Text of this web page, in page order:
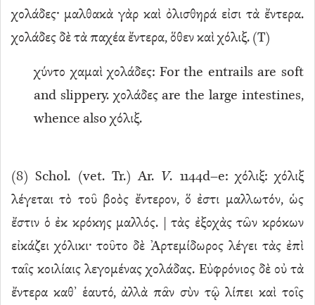
χολάδες· μαλθακὰ γὰρ καὶ ὀλισθηρά εἰσι τὰ ἔντερα.
χολάδες δὲ τὰ παχέα ἔντερα, ὅθεν καὶ χόλιξ. (T)
χύντο χαμαὶ χολάδες: For the entrails are soft
and slippery. χολάδες are the large intestines,
whence also χόλιξ.
(8) Schol. (vet. Tr.) Ar. V. 1144d–e: χόλιξ: χόλιξ
λέγεται τὸ τοῦ βοὸς ἔντερον, ὅ ἐστι μαλλωτόν, ὡς
ἔστιν ὁ ἐκ κρόκης μαλλός. | τὰς ἐξοχὰς τῶν κρόκων
εἰκάζει χόλικι· τοῦτο δὲ Ἀρτεμίδωρος λέγει τὰς ἐπὶ
ταῖς κοιλίαις λεγομένας χολάδας. Εὐφρόνιος δὲ οὐ τὰ
ἔντερα καθ’ ἑαυτό, ἀλλὰ πᾶν σὺν τῷ λίπει καὶ τοῖς